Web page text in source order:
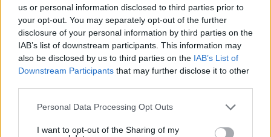
us or personal information disclosed to third parties prior to
your opt-out. You may separately opt-out of the further
disclosure of your personal information by third parties on the
IAB’s list of downstream participants. This information may
also be disclosed by us to third parties on the IAB’s List of
Downstream Participants that may further disclose it to other
Please note that this website/app uses one or more Google
not limited to your visit or usage behaviour. You may click to
Personal Data Processing Opt Outs
I want to opt-out of the Sharing of my
ενδιαφερομένων.
Προκύπτει πως αν μου δώσει κάποιος τον αριθμό του
τηλεφώνου του μπορώ να φτιάξω 100 τέτοια
μηνύματα. Επίσης, καταθέτω απάντηση του ΟΤΕ μετά
από αίτημα του κ. Παππά που ζήτησε να του δοθούν
όλεςοι επικοινωνίες κατά την επίμαχη περίοδο και
τα sms.
Ο ΟΤΕ του απάντησε ότι τα μηνύματα δεν